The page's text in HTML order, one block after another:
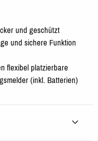
und geschützt
und sichere Funktion
flexibel platzierbare
(inkl. Batterien)